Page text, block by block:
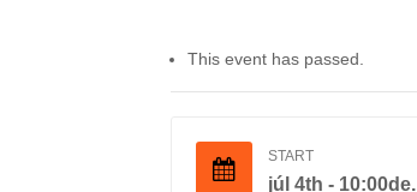
This event has passed.
START
júl 4th - 10:00de.